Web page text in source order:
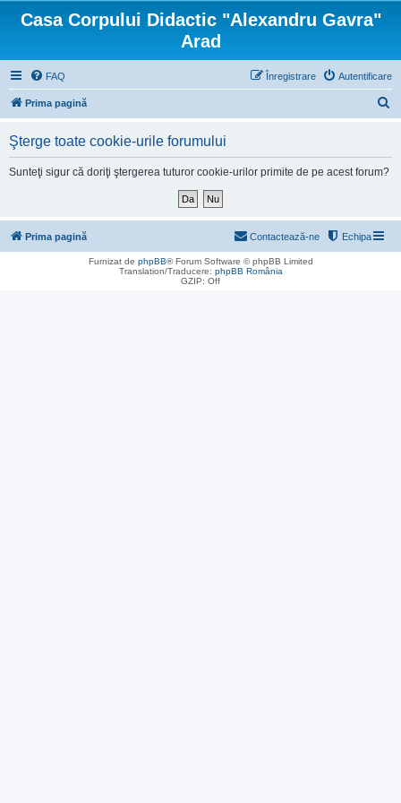
Casa Corpului Didactic "Alexandru Gavra"
Arad
FAQ Autentificare
Înregistrare
Prima pagină
Şterge toate cookie-urile forumului
Sunteţi sigur că doriţi ştergerea tuturor cookie-urilor primite de pe acest forum?
Prima pagină Echipa
Contactează-ne
Furnizat de phpBB® Forum Software © phpBB Limited
Translation/Traducere: phpBB România
GZIP: Off